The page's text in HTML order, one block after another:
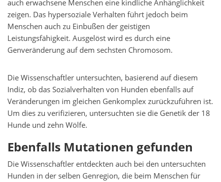
auch erwachsene Menschen eine kindliche Anhänglichkeit
zeigen. Das hypersoziale Verhalten führt jedoch beim
Menschen auch zu Einbußen der geistigen
Leistungsfähigkeit. Ausgelöst wird es durch eine
Genveränderung auf dem sechsten Chromosom.
Die Wissenschaftler untersuchten, basierend auf diesem
Indiz, ob das Sozialverhalten von Hunden ebenfalls auf
Veränderungen im gleichen Genkomplex zurückzuführen ist.
Um dies zu verifizieren, untersuchten sie die Genetik der 18
Hunde und zehn Wölfe.
Ebenfalls Mutationen gefunden
Die Wissenschaftler entdeckten auch bei den untersuchten
Hunden in der selben Genregion, die beim Menschen für